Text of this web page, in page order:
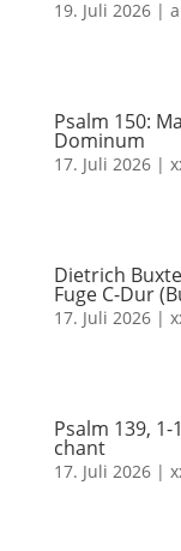
19. Juli 2026|
Psalm 150:
Dominum
17. Juli 2026|
Dietrich
Fuge C-Dur
17. Juli 2026|
Psalm 139,
chant
17. Juli 2026|